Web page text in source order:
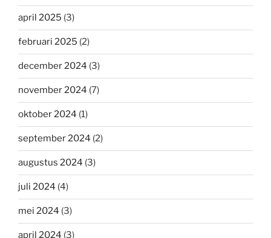
april 2025 (3)
februari 2025 (2)
december 2024 (3)
november 2024 (7)
oktober 2024 (1)
september 2024 (2)
augustus 2024 (3)
juli 2024 (4)
mei 2024 (3)
april 2024 (3)